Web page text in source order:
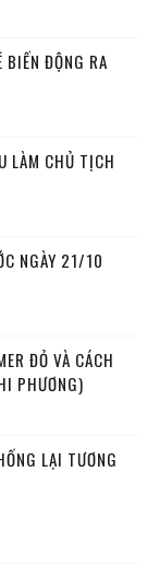
ĐỘNG RA
LÀM CHỦ TỊCH
NGÀY 21/10
ĐỎ VÀ CÁCH
PHƯƠNG)
LẠI TƯƠNG